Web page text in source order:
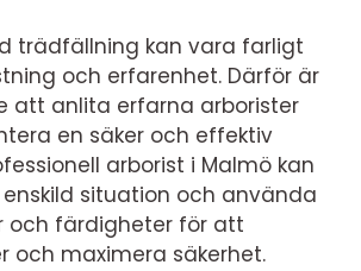
trädfällning kan vara farligt
och erfarenhet. Därför är
att anlita erfarna arborister
en säker och effektiv
arborist i Malmö kan
situation och använda
och färdigheter för att
och maximera säkerhet.